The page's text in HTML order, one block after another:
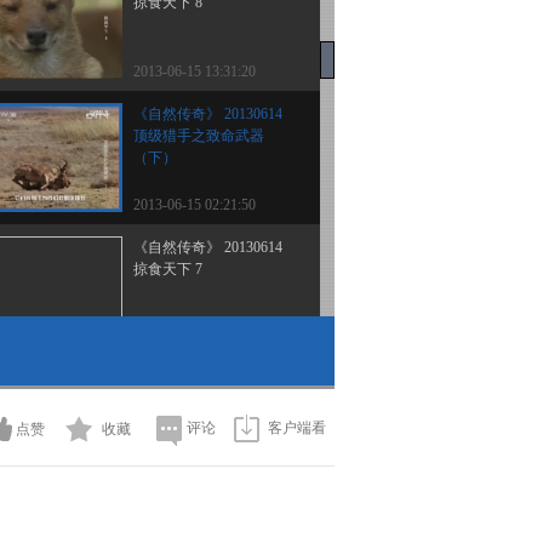
2013-06-15 13:31:20
《自然传奇》 20130614
顶级猎手之致命武器
（下）
2013-06-15 02:21:50
《自然传奇》 20130614
掠食天下 7
（上）
2013-06-13 21:43:31
点赞 收藏 评论 客户端看